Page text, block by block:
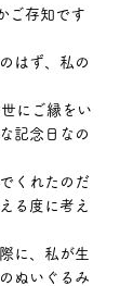
ご存知です
はず、私の
にご縁をい
記念日なの
くれたのだ
る度に考え
に、私が生
ぬいぐるみ